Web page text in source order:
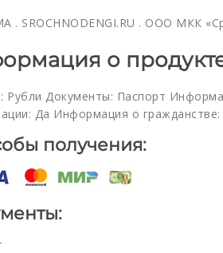
. SROCHNODENGI.RU . ООО МКК
о
Рубли Документы: Паспорт
Да Информация о
получения: